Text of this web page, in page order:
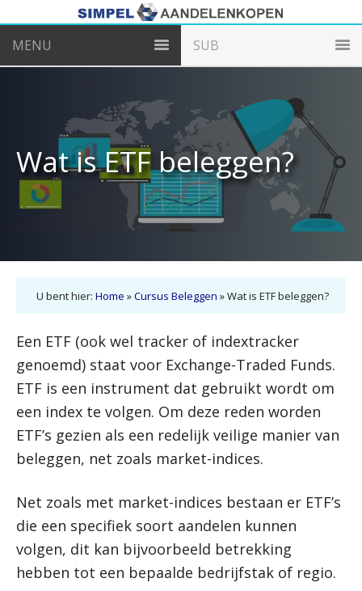
MENU SUB
U bent hier: Home »Cursus Beleggen »Wat is ETF beleggen?
Wat is ETF beleggen?
Een ETF (ook wel tracker of indextracker
genoemd) staat voor Exchange-Traded Funds.
ETF is een instrument dat gebruikt wordt om
een index te volgen. Om deze reden worden
ETF’s gezien als een redelijk veilige manier van
beleggen, net zoals market-indices.
Net zoals met market-indices bestaan er ETF’s
die een specifiek soort aandelen kunnen
volgen, dit kan bijvoorbeeld betrekking
hebben tot een bepaalde bedrijfstak of regio.